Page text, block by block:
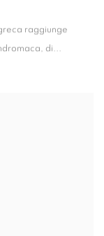
raggiunge
, di...